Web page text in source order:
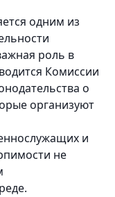
одним из
роль в
Комиссии
о
организуют
и
не